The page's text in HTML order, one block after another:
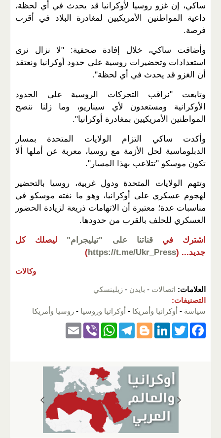
ساكي، إن غزو روسيا لأوكرانيا قد يحدث في أي لحظة،
داعية المواطنين الأمريكيين لمغادرة البلاد في أقرب
فرصة.
وأضافت ساكي، خلال إفادة صحفية: "لا نزال نرى
استعدادات وتحضيرات روسية على حدود أوكرانيا ونعتقد
أن الغزو قد يحدث في أي لحظة".
وتابعت "نراقب التحركات الروسية على الحدود
الأوكرانية ومستعدون لأي سيناريو، وما زلنا ننصح
المواطنين الأمريكيين بمغادرة أوكرانيا".
وأكدت ساكي التزام الولايات المتحدة بمسار
الدبلوماسية لحل الأزمة مع روسيا، معربة عن أملها ألا
تكون موسكو "تتلاعب بهذا المسار".
وتتهم الولايات المتحدة ودول غربية، روسيا بالتحضير
لهجوم عسكري على أوكرانيا، وهو ما نفته موسكو في
مناسبات عدة؛ معتبرة أن الاتهامات ذريعة لزيادة الحضور
العسكري للحلف بالقرب من حدودها.
اشترك في قناتنا على "تيليجرام"
ليصلك كل
جديد... (
https://t.me/Ukr_Press
)
وكالات
العلامات: اتصالات - بايدن - زيلينسكي
التصنيفات:
سياسة - أوكرانيا وأمريكا - أوكرانيا وروسيا - روسيا وأمريكا
F
T
er
Li
e
dI
n
Bl
g
er
T
gr
a
m
W
s
A
p
Vi